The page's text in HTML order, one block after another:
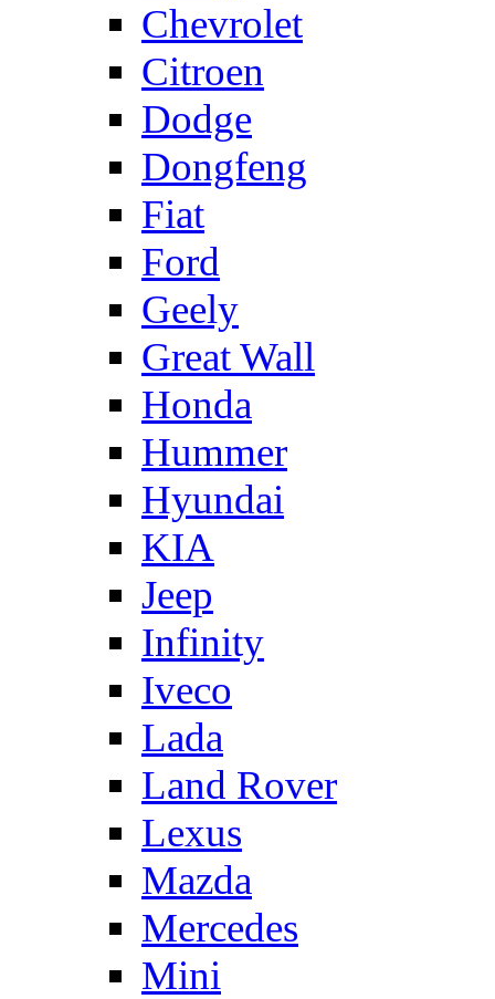
Chevrolet
Citroen
Dodge
Dongfeng
Fiat
Ford
Geely
Great Wall
Honda
Hummer
Hyundai
KIA
Jeep
Infinity
Iveco
Lada
Land Rover
Lexus
Mazda
Mercedes
Mini